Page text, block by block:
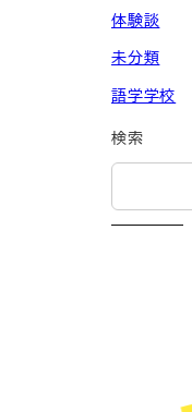
体験談
未分類
語学学校
検索